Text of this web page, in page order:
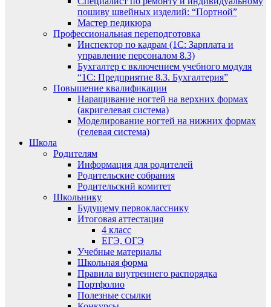
пошиву швейных изделий: “Портной”
Мастер педикюра
Профессиональная переподготовка
Инспектор по кадрам (1С: Зарплата и
управление персоналом 8.3)
Бухгалтер с включением учебного модуля
“1С: Предприятие 8.3. Бухгалтерия”
Повышение квалификации
Наращивание ногтей на верхних формах
(акригелевая система)
Моделирование ногтей на нижних формах
(гелевая система)
Школа
Родителям
Информация для родителей
Родительские собрания
Родительский комитет
Школьнику
Будущему первокласснику
Итоговая аттестация
4 класс
ЕГЭ, ОГЭ
Учебные материалы
Школьная форма
Правила внутреннего распорядка
Портфолио
Полезные ссылки